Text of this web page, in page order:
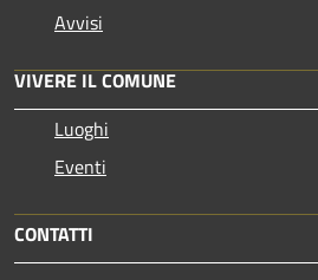
Avvisi
VIVERE IL COMUNE
Luoghi
Eventi
CONTATTI